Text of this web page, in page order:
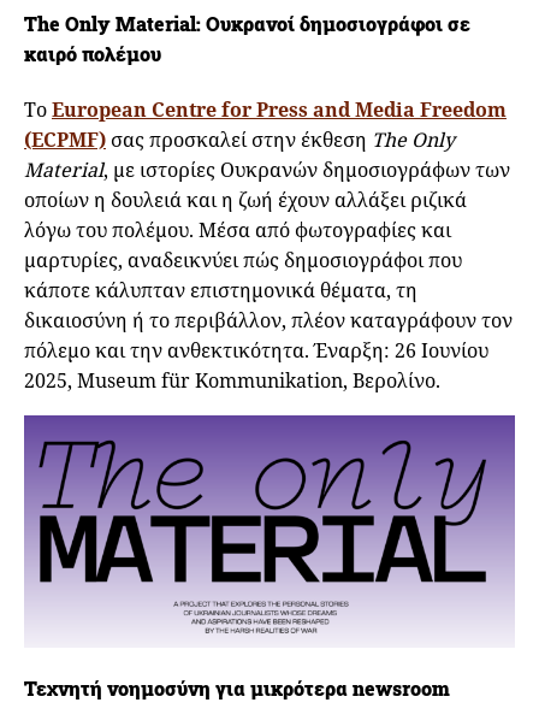
The Only Material: Ουκρανοί δημοσιογράφοι σε
καιρό πολέμου
ΤοEuropean Centre for Press and Media Freedom
(ECPMF) σας προσκαλεί στην έκθεση The Only
Material, με ιστορίες Ουκρανών δημοσιογράφων των
οποίων η δουλειά και η ζωή έχουν αλλάξει ριζικά
λόγω του πολέμου. Μέσα από φωτογραφίες και
μαρτυρίες, αναδεικνύει πώς δημοσιογράφοι που
κάποτε κάλυπταν επιστημονικά θέματα, τη
δικαιοσύνη ή το περιβάλλον, πλέον καταγράφουν τον
πόλεμο και την ανθεκτικότητα. Έναρξη: 26 Ιουνίου
2025, Museum für Kommunikation, Βερολίνο.
Τεχνητή νοημοσύνη για μικρότερα newsroom